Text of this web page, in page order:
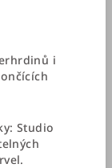
i
Studio